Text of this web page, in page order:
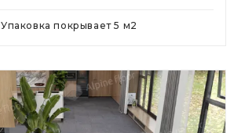
Упаковка покрывает5 м2